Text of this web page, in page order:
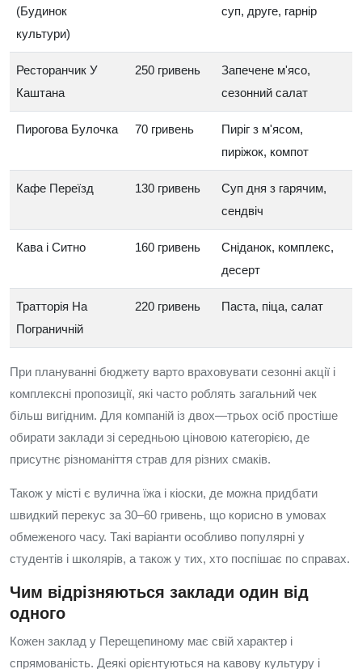
(Будинок
культури)
суп, друге, гарнір
Ресторанчик У
Каштана
250 гривень
Запечене м'ясо,
сезонний салат
Пирогова Булочка 70 гривень
Пиріг з м'ясом,
пиріжок, компот
Кафе Переїзд 130 гривень
Суп дня з гарячим,
сендвіч
Кава і Ситно 160 гривень
Сніданок, комплекс,
десерт
Тратторія На
Пограничній
220 гривень Паста, піца, салат
При плануванні бюджету варто враховувати сезонні акції і
комплексні пропозиції, які часто роблять загальний чек
більш вигідним. Для компаній із двох—трьох осіб простіше
обирати заклади зі середньою ціновою категорією, де
присутнє різноманіття страв для різних смаків.
Також у місті є вулична їжа і кіоски, де можна придбати
швидкий перекус за 30–60 гривень, що корисно в умовах
обмеженого часу. Такі варіанти особливо популярні у
студентів і школярів, а також у тих, хто поспішає по справах.
Чим відрізняються заклади один від
одного
Кожен заклад у Перещепиному має свій характер і
спрямованість. Деякі орієнтуються на кавову культуру і